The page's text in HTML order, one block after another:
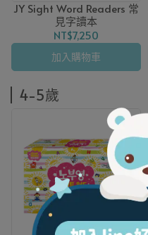
JY Sight Word Readers 常
見字讀本
NT$7,250
加入購物車
4-5歲